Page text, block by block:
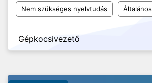
Nem szükséges nyelvtudás Általános
Gépkocsivezető